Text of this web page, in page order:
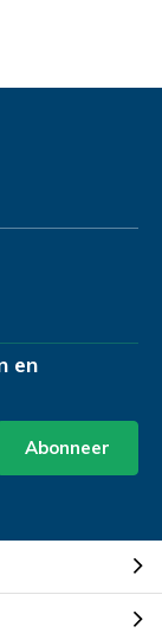
en
Abonneer